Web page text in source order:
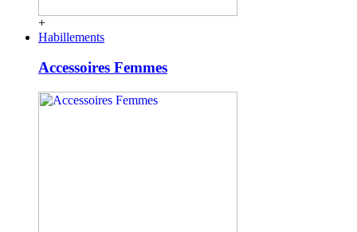
+
Habillements
Accessoires Femmes